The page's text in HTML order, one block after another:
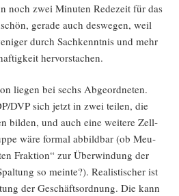
noch zwei Minu­ten Rede­zeit für das
gera­de auch des­we­gen, weil
durch Sach­kennt­nis und mehr
hervorstachen.
lie­gen bei sechs Abge­ord­ne­ten.
DVP sich jetzt in zwei tei­len, die
bil­den, und auch eine wei­te­re Zell­
wäre for­mal abbild­bar (ob Meu­
Frak­ti­on“ zur Über­win­dung der
so mein­te?). Rea­lis­ti­scher ist
der Geschäfts­ord­nung. Die kann